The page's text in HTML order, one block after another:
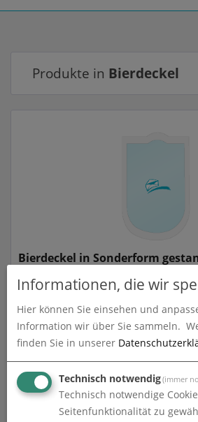
Produkte in Bierdeckel
Bierdeckel in Sonderform
zum Artikel
Informationen, die wir
Hier können Sie einsehen und
Information wir über Sie sammeln.
finden Sie in unserer
Technisch notwendig(immer
Technisch notwendige
Seitenfunktionalität zu